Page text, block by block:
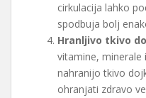
cirkulacija lahko
spodbuja bolj
Hranljivo tkivo
vitamine, minerale
nahranijo tkivo
ohranjati zdravo